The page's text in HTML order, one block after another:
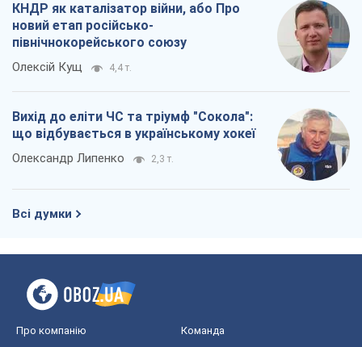
КНДР як каталізатор війни, або Про
новий етап російсько-
північнокорейського союзу
Олексій Кущ 4,4 т.
Вихід до еліти ЧС та тріумф "Сокола":
що відбувається в українському хокеї
Олександр Липенко 2,3 т.
Всі думки
Про компанію Команда